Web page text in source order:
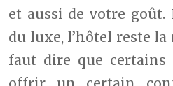
et aussi de votre goût.
du luxe, l’hôtel reste
faut dire que certains